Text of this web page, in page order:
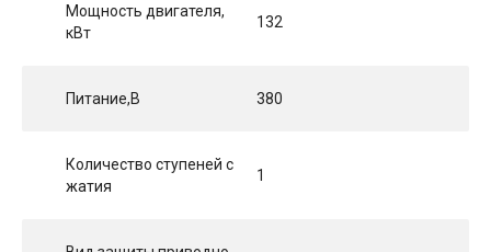
Мощность двигателя,
кВт
132
Питание,В 380
Количество ступеней с
жатия
1